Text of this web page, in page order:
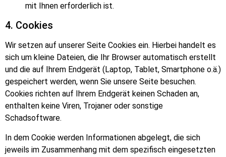
mit Ihnen erforderlich ist.
4. Cookies
Wir setzen auf unserer Seite Cookies ein. Hierbei handelt es
sich um kleine Dateien, die Ihr Browser automatisch erstellt
und die auf Ihrem Endgerät (Laptop, Tablet, Smartphone o.ä.)
gespeichert werden, wenn Sie unsere Seite besuchen.
Cookies richten auf Ihrem Endgerät keinen Schaden an,
enthalten keine Viren, Trojaner oder sonstige
Schadsoftware.
In dem Cookie werden Informationen abgelegt, die sich
jeweils im Zusammenhang mit dem spezifisch eingesetzten